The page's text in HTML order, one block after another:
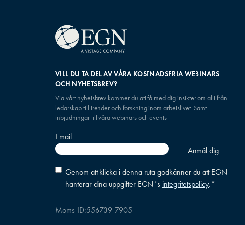
VILL DU TA DEL AV VÅRA KOSTNADSFRIA WEBINARS
OCH NYHETSBREV?
Via vårt nyhetsbrev kommer du att få med dig insikter om allt från
ledarskap till trender och forskning inom arbetslivet. Samt
inbjudningar till våra webinars och events
Email
Consent*
Genom att klicka i denna ruta godkänner du att EGN
hanterar dina uppgifter EGN´s integritetspolicy.*
Moms-ID:556739-7905